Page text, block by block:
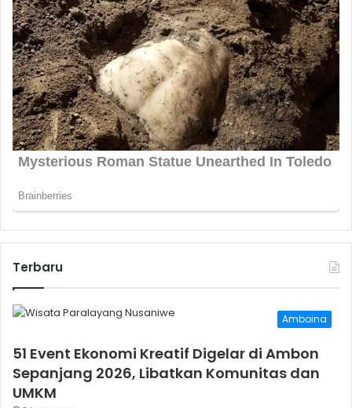
Terbaru
Amboina
51 Event Ekonomi Kreatif Digelar di Ambon
Sepanjang 2026, Libatkan Komunitas dan
UMKM